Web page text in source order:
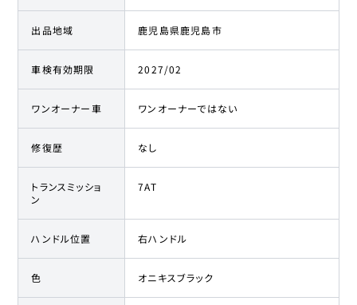
出品地域 鹿児島県鹿児島市
車検有効期限 2027/02
ワンオーナー車 ワンオーナーではない
修復歴 なし
トランスミッショ
ン
7AT
ハンドル位置 右ハンドル
色 オニキスブラック